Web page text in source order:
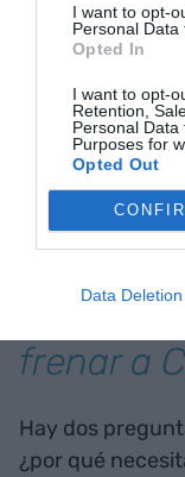
I want to opt-
Personal Data
Opted In
I want to opt-
Retention,
Personal
Purposes for
Opted Out
Data Deletion
"¿No
Trump
defensa
allá?
la OTAN
frenar a
Hay dos
¿por qué